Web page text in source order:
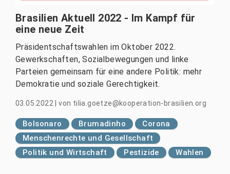
Brasilien Aktuell 2022 - Im Kampf für
eine neue Zeit
Präsidentschaftswahlen im Oktober 2022.
Gewerkschaften, Sozialbewegungen und linke
Parteien gemeinsam für eine andere Politik: mehr
Demokratie und soziale Gerechtigkeit.
03.05.2022 |von tilia.goetze@kooperation-brasilien.org
Bolsonaro Brumadinho
Corona
Menschenrechte und Gesellschaft
Politik und Wirtschaft
Pestizide Wahlen